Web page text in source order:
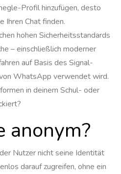
Profil hinzufügen, desto
Ihren Chat finden.
hohen Sicherheitsstandards
– einschließlich moderner
auf Basis des Signal-
WhatsApp verwendet wird.
in deinem Schul- oder
anonym?
Nutzer nicht seine Identität
darauf zugreifen, ohne ein